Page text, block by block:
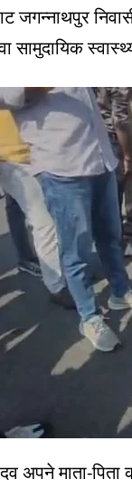
जगन्नाथपुर
सामुदायिक
अपने माता-